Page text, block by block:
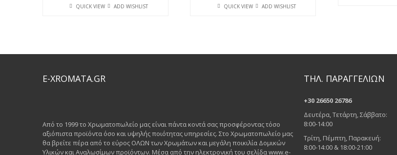
QUICK VIEW ADD WISHLIST QUICK VIEW ADD WISHLIST
E-XROMATA.GR
Από το 1999 το Χρωματοπωλείο μας είναι πάντα κοντά σας προσφέροντας τόσο
αξιόπιστα προϊόντα όσο και υψηλής ποιότητας υπηρεσίες. Στο Χρωματοπωλείο μας
θα βρείτε πέρα από το εύρος ΟΛΩΝ των Χρωμάτων και μεγάλη ποικιλία Δομικών
Υλικών και Αναλωσίμων προϊόντων. Μέσα από την ηλεκτρονική του σελίδα www.e-
ΤΗΛ. ΠΑΡΑΓΓΕΛΙΩΝ
+30 26650 26786
Δευτέρα, Τετάρτη, Σάββατο:
8:00-14:00
Τρίτη, Πέμπτη, Παρακευή:
8:00-14:00 & 18:00-21:00